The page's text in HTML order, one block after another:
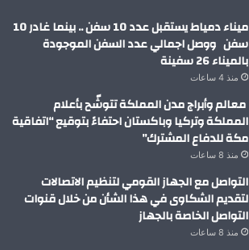
ميناء دمياط يستقبل عدد 10 سفن .. بينما غادر 10
سفن ووصل اجمالي عدد السفن الموجودة
بالميناء 26 سفينة
منذ 4 ساعات
معالم وأبراج مدن المملكة تتوشّح بأعلام
المملكة وتركيا وباكستان احتفاءً بتوقيع “اتفاقية
مكة للدفاع المشترك”
منذ 8 ساعات
التواصل مع الجهاز القومي لتنظيم الاتصالات
لتقديم الشكاوى في هذا الشأن من خلال قنوات
التواصل الخاصة بالجهاز
منذ 8 ساعات